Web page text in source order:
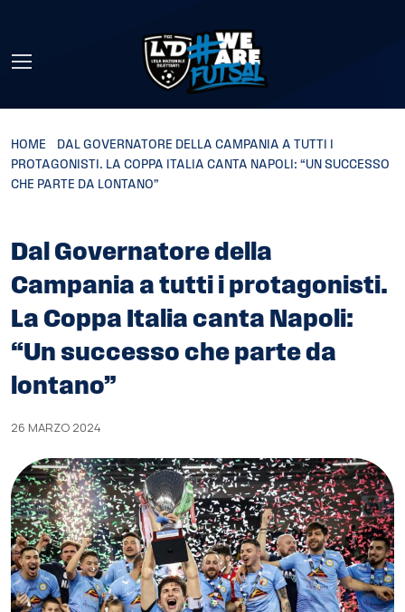
HOME
DAL GOVERNATORE DELLA CAMPANIA A TUTTI I
PROTAGONISTI. LA COPPA ITALIA CANTA NAPOLI: “UN SUCCESSO
CHE PARTE DA LONTANO”
Dal Governatore della
Campania a tutti i protagonisti.
La Coppa Italia canta Napoli:
“Un successo che parte da
lontano”
26 MARZO 2024